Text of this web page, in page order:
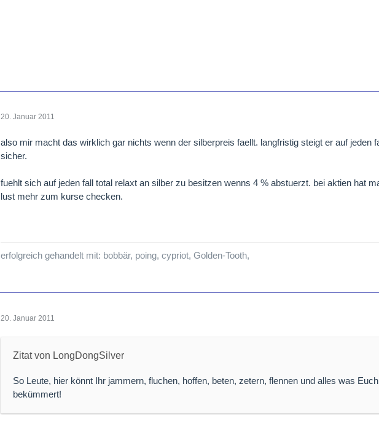
20. Januar 2011
also mir macht das wirklich gar nichts wenn der silberpreis faellt. langfristig steigt er auf jeden
sicher.
fuehlt sich auf jeden fall total relaxt an silber zu besitzen wenns 4 % abstuerzt. bei aktien hat
lust mehr zum kurse checken.
erfolgreich gehandelt mit: bobbär, poing, cypriot, Golden-Tooth,
20. Januar 2011
Zitat von LongDongSilver
So Leute, hier könnt Ihr jammern, fluchen, hoffen, beten, zetern, flennen und alles was
bekümmert!